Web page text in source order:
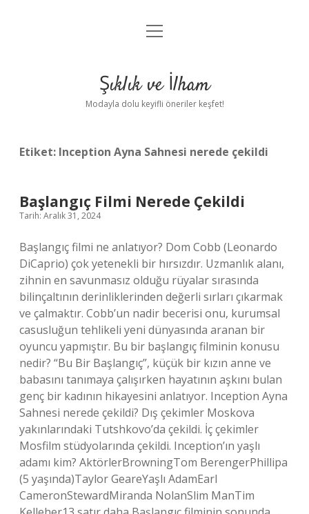
Anasayfa
Yasal Uyarı
menüyü
Şıklık ve İlham
Modayla dolu keyifli öneriler keşfet!
Etiket: Inception Ayna Sahnesi nerede çekildi
Başlangıç Filmi Nerede Çekildi
Tarih: Aralık 31, 2024
Başlangıç filmi ne anlatıyor? Dom Cobb (Leonardo
DiCaprio) çok yetenekli bir hırsızdır. Uzmanlık alanı,
zihnin en savunmasız olduğu rüyalar sırasında
bilinçaltının derinliklerinden değerli sırları çıkarmak
ve çalmaktır. Cobb’un nadir becerisi onu, kurumsal
casusluğun tehlikeli yeni dünyasında aranan bir
oyuncu yapmıştır. Bu bir başlangıç filminin konusu
nedir? “Bu Bir Başlangıç”, küçük bir kızın anne ve
babasını tanımaya çalışırken hayatının aşkını bulan
genç bir kadının hikayesini anlatıyor. Inception Ayna
Sahnesi nerede çekildi? Dış çekimler Moskova
yakınlarındaki Tutshkovo’da çekildi. İç çekimler
Mosfilm stüdyolarında çekildi. Inception’ın yaşlı
adamı kim? AktörlerBrowningTom BerengerPhillipa
(5 yaşında)Taylor GeareYaşlı AdamEarl
CameronStewardMiranda NolanSlim ManTim